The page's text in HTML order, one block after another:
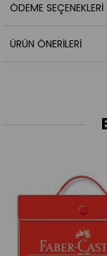
ÖDEME SEÇENEKLERI
ÜRÜN ÖNERILERI